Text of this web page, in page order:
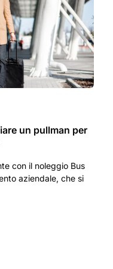
un pullman per
con il noleggio Bus
aziendale, che si